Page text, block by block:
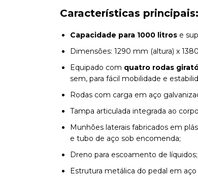
Características principais:
Capacidade para 1000 litros e
Dimensões: 1290 mm (altura) x
Equipado com quatro rodas
sem, para fácil mobilidade e
Rodas com carga em aço
Tampa articulada integrada ao
Munhões laterais fabricados em
e tubo de aço sob encomenda;
Dreno para escoamento de líquidos;
Estrutura metálica do pedal em